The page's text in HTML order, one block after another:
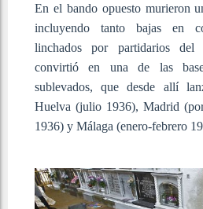
En el bando opuesto murieron
incluyendo tanto bajas en
linchados por partidarios del
convirtió en una de las
sublevados, que desde allí
Huelva (julio 1936), Madrid
1936) y Málaga (enero-febrero